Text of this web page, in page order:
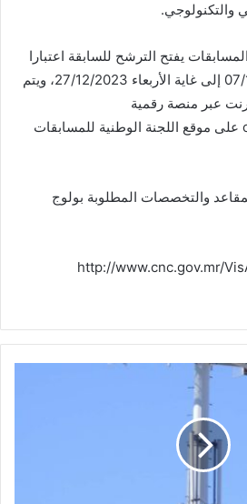
والتكنولوجي.
يفتح الترشح للسابقة اعتبارا
من يوم الخميس 07/12/2023 إلى غاية الأربعاء 27/12/2023، ويتم
عبر منصة رقمية
candidature.cnc.gov.mr على موقع اللجنة الوطنية للمسابقات
والتخصصات المطلوبة بولوج
http://www.cnc.gov.mr/